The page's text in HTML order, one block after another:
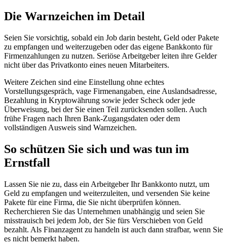
Die Warnzeichen im Detail
Seien Sie vorsichtig, sobald ein Job darin besteht, Geld oder Pakete
zu empfangen und weiterzugeben oder das eigene Bankkonto für
Firmenzahlungen zu nutzen. Seriöse Arbeitgeber leiten ihre Gelder
nicht über das Privatkonto eines neuen Mitarbeiters.
Weitere Zeichen sind eine Einstellung ohne echtes
Vorstellungsgespräch, vage Firmenangaben, eine Auslandsadresse,
Bezahlung in Kryptowährung sowie jeder Scheck oder jede
Überweisung, bei der Sie einen Teil zurücksenden sollen. Auch
frühe Fragen nach Ihren Bank-Zugangsdaten oder dem
vollständigen Ausweis sind Warnzeichen.
So schützen Sie sich und was tun im
Ernstfall
Lassen Sie nie zu, dass ein Arbeitgeber Ihr Bankkonto nutzt, um
Geld zu empfangen und weiterzuleiten, und versenden Sie keine
Pakete für eine Firma, die Sie nicht überprüfen können.
Recherchieren Sie das Unternehmen unabhängig und seien Sie
misstrauisch bei jedem Job, der Sie fürs Verschieben von Geld
bezahlt. Als Finanzagent zu handeln ist auch dann strafbar, wenn Sie
es nicht bemerkt haben.